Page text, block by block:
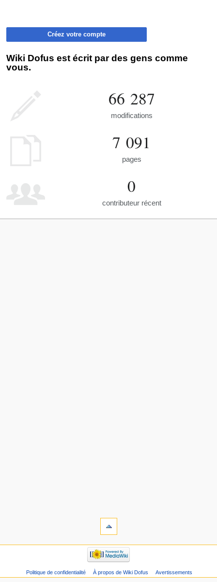
Créez votre compte
Wiki Dofus est écrit par des gens comme
vous.
66 287
modifications
7 091
pages
0
contributeur récent
Politique de confidentialité À propos de Wiki Dofus Avertissements